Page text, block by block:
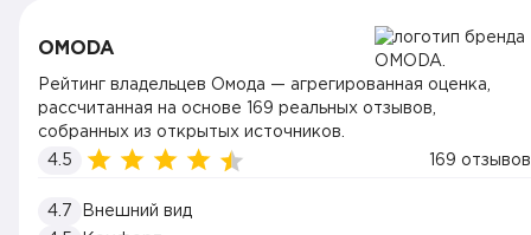
OMODA
Рейтинг владельцев Омода — агрегированная оценка,
рассчитанная на основе 169 реальных отзывов,
собранных из открытых источников.
4.5
169 отзывов
4.7
Внешний вид